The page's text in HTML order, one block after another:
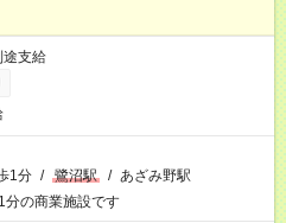
途支給
1分 / 鷺沼駅 / あざみ野駅
分の商業施設です